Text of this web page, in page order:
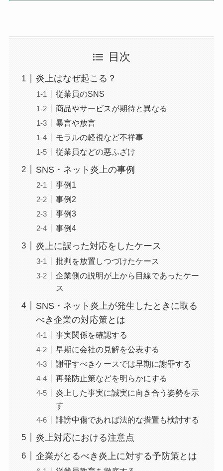
目次
炎上はなぜ起こる？
従業員のSNS
商品やサービスが期待と異なる
暴言や放言
モラルの軽視など不祥事
従業員などの悪ふざけ
SNS・ネット炎上の事例
事例1
事例2
事例3
事例4
炎上に誤った対応をしたケース
批判を放置しつづけたケース
企業側の説明が上から目線であったケー
ス
SNS・ネット炎上が発生したときに取る
べき企業の対応策とは
事実関係を確認する
早期に会社の見解を公表する
謝罪すべきケースでは早期に謝罪する
再発防止策などを明らかにする
炎上した事実に誠実に向き合う姿勢を示
す
誹謗中傷であれば法的な措置も検討する
炎上対応における注意点
企業がとるべき炎上に対する予防策とは